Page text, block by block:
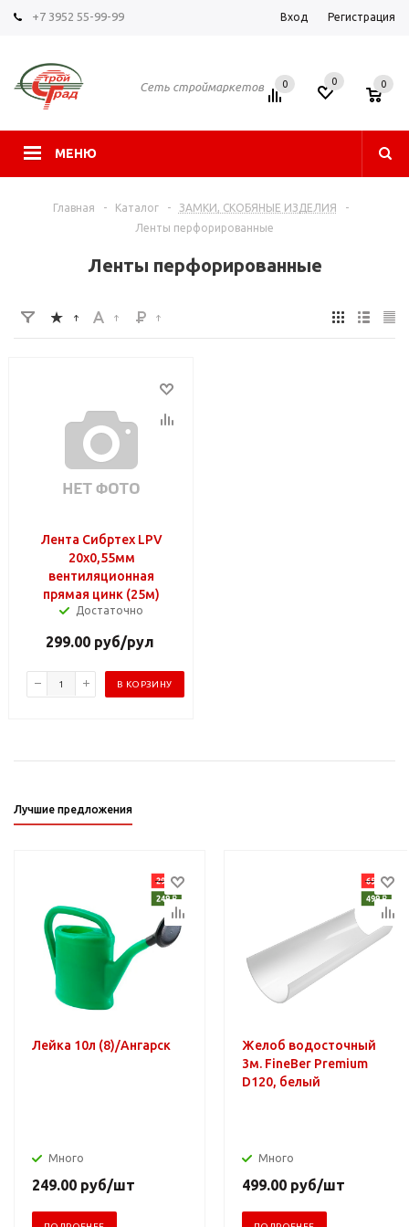
+7 3952 55-99-99 Вход Регистрация
Сеть строймаркетов
МЕНЮ
0 0 0
Главная - Каталог - ЗАМКИ, СКОБЯНЫЕ ИЗДЕЛИЯ
-
Ленты перфорированные
Ленты перфорированные
Лента Сибртех LPV
20х0,55мм
вентиляционная
прямая цинк (25м)
Достаточно
299.00руб/рул
В КОРЗИНУ
Лучшие предложения
Лейка 10л (8)/Ангарск
Много
249.00 руб/шт
Желоб водосточный
3м. FineBer Premium
D120, белый
Много
499.00 руб/шт